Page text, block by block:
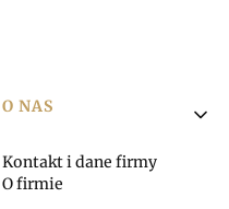
Linki w stopce
O NAS
Kontakt i dane firmy
O firmie